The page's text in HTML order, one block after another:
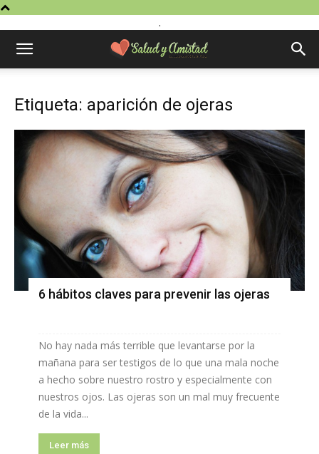
.
Etiqueta: aparición de ojeras
6 hábitos claves para prevenir las ojeras
No hay nada más terrible que levantarse por la
mañana para ser testigos de lo que una mala noche
a hecho sobre nuestro rostro y especialmente con
nuestros ojos. Las ojeras son un mal muy frecuente
de la vida...
Leer más